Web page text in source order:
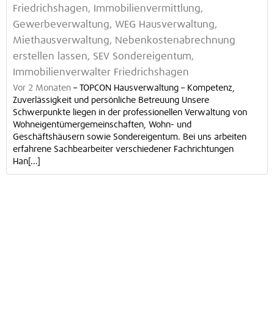
Friedrichshagen, Immobilienvermittlung,
Gewerbeverwaltung, WEG Hausverwaltung,
Miethausverwaltung, Nebenkostenabrechnung
erstellen lassen, SEV Sondereigentum,
Immobilienverwalter Friedrichshagen
Vor 2 Monaten –
TOPCON Hausverwaltung – Kompetenz,
Zuverlässigkeit und persönliche Betreuung Unsere
Schwerpunkte liegen in der professionellen Verwaltung von
Wohneigentümergemeinschaften, Wohn- und
Geschäftshäusern sowie Sondereigentum. Bei uns arbeiten
erfahrene Sachbearbeiter verschiedener Fachrichtungen
Han[...]